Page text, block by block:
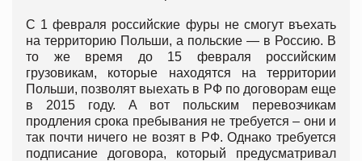
С 1 февраля российские фуры не смогут въехать
на территорию Польши, а польские — в Россию. В
то же время до 15 февраля российским
грузовикам, которые находятся на территории
Польши, позволят выехать в РФ по договорам еще
в 2015 году. А вот польским перевозчикам
продления срока пребывания не требуется – они и
так почти ничего не возят в РФ. Однако требуется
подписание договора, который предусматривал